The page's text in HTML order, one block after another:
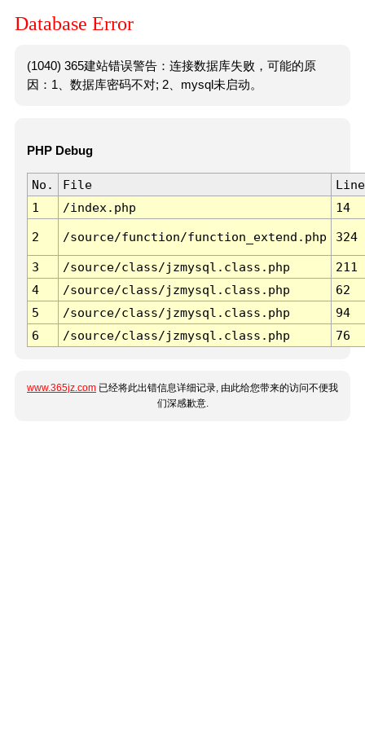
Database Error
(1040) 365建站错误警告：连接数据库失败，可能的原
因：1、数据库密码不对; 2、mysql未启动。
PHP Debug
No. File
Line
1
/index.php 14
2 /source/function/function_extend.php 324
3 /source/class/jzmysql.class.php
211
4
/source/class/jzmysql.class.php
62
5
/source/class/jzmysql.class.php
94
6
/source/class/jzmysql.class.php 76
www.365jz.com 已经将此出错信息详细记录, 由此给您带来的访问不便我
们深感歉意.